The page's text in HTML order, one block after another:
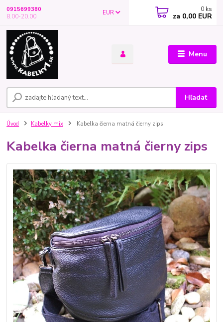
Menu
EUR
Hľadať
0915699380
8.00-20.00
0 ks
za 0,00 EUR
Úvod Kabelky mix Kabelka čierna matná čierny zips
Kabelka čierna matná čierny zips